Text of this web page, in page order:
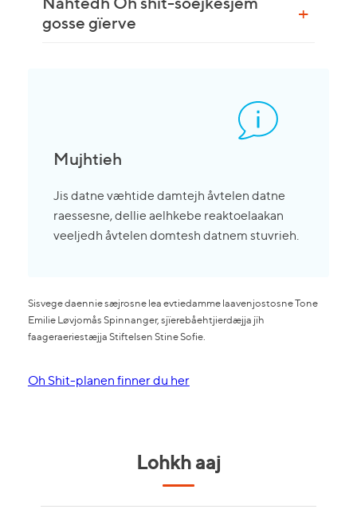
gosse gïerve
Mujhtieh
Jis datne væhtide damtejh åvtelen datne
raessesne, dellie aelhkebe reaktoelaakan
veeljedh åvtelen domtesh datnem stuvrieh.
Sisvege daennie sæjrosne lea evtiedamme laavenjostosne Tone
Emilie Løvjomås Spinnanger, sjïerebåehtjierdæjja jïh
faageraeriestæjja Stiftelsen Stine Sofie.
Oh Shit-planen finner du her
Lohkh aaj